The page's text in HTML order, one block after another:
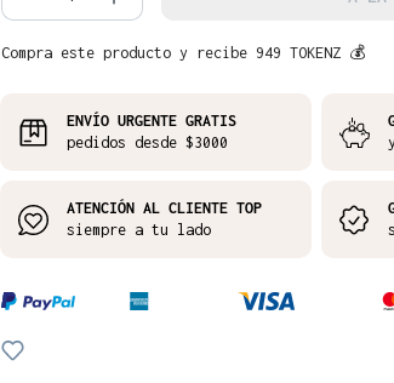
Compra este producto y recibe 949 TOKENZ 💰
ENVÍO URGENTE GRATIS
pedidos desde $3000
ATENCIÓN AL CLIENTE TOP
siempre a tu lado